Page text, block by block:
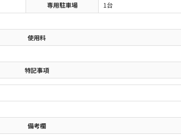
専用駐車場
1台
使用料
特記事項
備考欄